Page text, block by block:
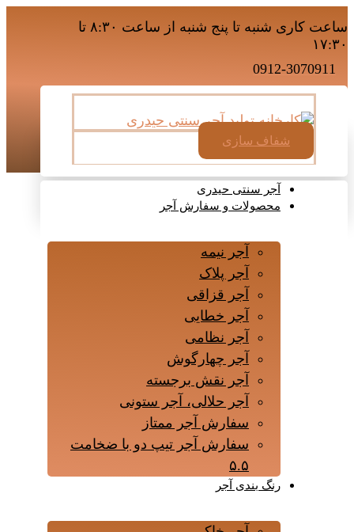
ساعت کاری شنبه تا پنج شنبه از ساعت ۸:۳۰ تا
۱۷:۳۰
0912-3070911
شفاف سازی
آجر سنتی حیدری
محصولات و سفارش آجر
آجر نیمه
آجر پلاک
آجر قزاقی
آجر خطایی
آجر نظامی
آجر چهارگوش
آجر نقش برجسته
آجر حلالی، آجر ستونی
سفارش آجر ممتاز
سفارش آجر تیپ دو با ضخامت
۵.۵
رنگ بندی آجر